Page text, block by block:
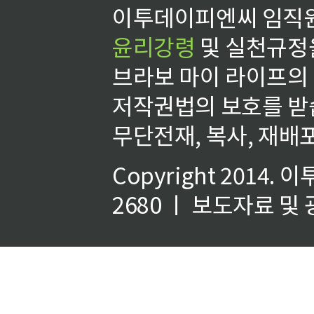
이투데이피엔씨 임
윤리강령 및 실천규
브라보 마이 라이프
저작권법의 보호를
무단전재, 복사, 재배
Copyright 2014. 이
2680 ㅣ 보도자료